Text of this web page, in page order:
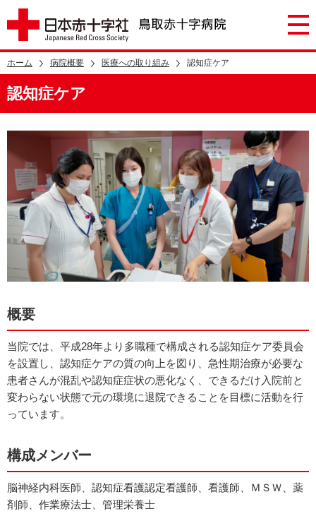
ホーム 病院概要 医療への取り組み 認知症ケア
認知症ケア
概要
当院では、平成28年より多職種で構成される認知症ケア委員会
を設置し、認知症ケアの質の向上を図り、急性期治療が必要な
患者さんが混乱や認知症症状の悪化なく、できるだけ入院前と
変わらない状態で元の環境に退院できることを目標に活動を行
っています。
構成メンバー
脳神経内科医師、認知症看護認定看護師、看護師、ＭＳＷ、薬
剤師、作業療法士、管理栄養士